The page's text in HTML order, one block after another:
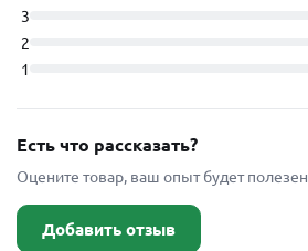
3
2
1
Есть что рассказать?
Оцените товар, ваш опыт будет полезен
Добавить отзыв